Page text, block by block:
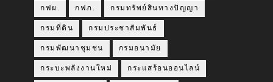
กฟผ. กฟภ. กรมทรัพย์สินทางปัญญา
กรมที่ดิน กรมประชาสัมพันธ์
กรมพัฒนาชุมชน กรมอนามัย
กระบะพลังงานใหม่ กระแสร้อนออนไลน์